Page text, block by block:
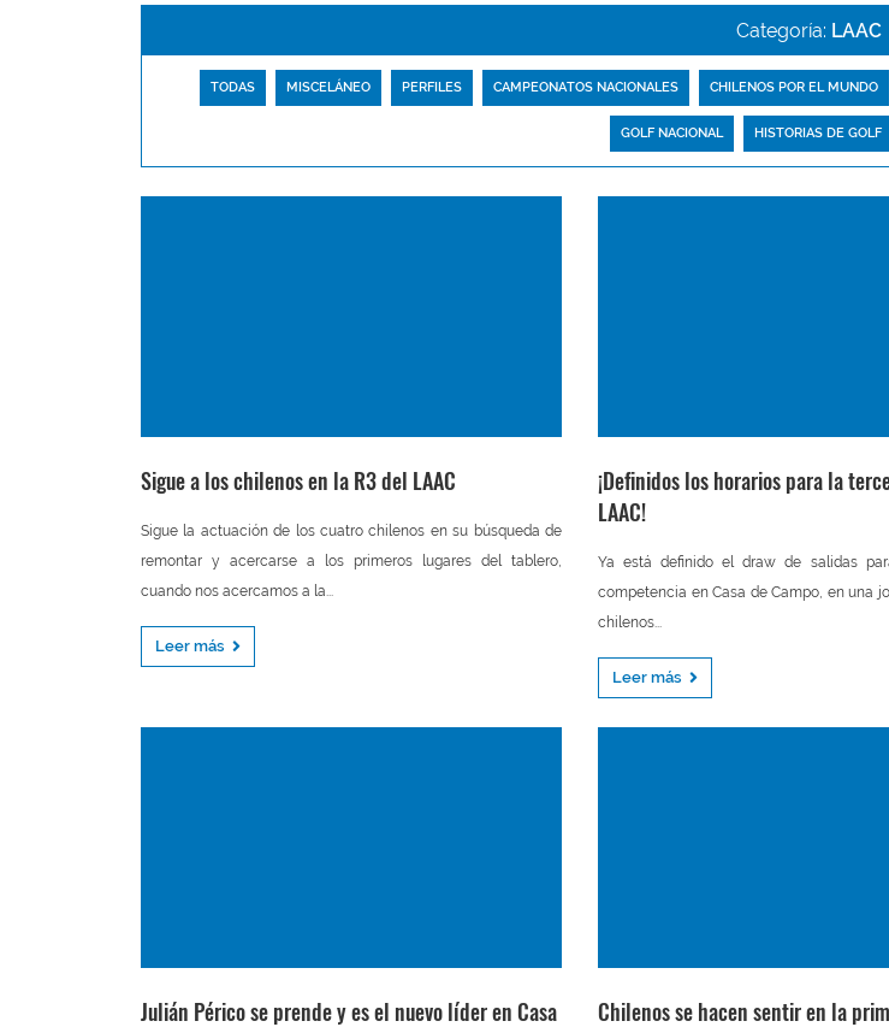
Categoría: LAAC
TODAS MISCELÁNEO PERFILES CAMPEONATOS NACIONALES CHILENOS POR EL MUNDO
GOLF NACIONAL HISTORIAS DE GOLF
Sigue a los chilenos en la R3 del LAAC
Sigue la actuación de los cuatro chilenos en su búsqueda de
remontar y acercarse a los primeros lugares del tablero,
cuando nos acercamos a la...
Leer más
¡Definidos los horarios para la
LAAC!
Ya está definido el draw de salidas
competencia en Casa de Campo, en una
chilenos...
Leer más
Julián Périco se prende y es el nuevo líder en Casa
Chilenos se hacen sentir en la